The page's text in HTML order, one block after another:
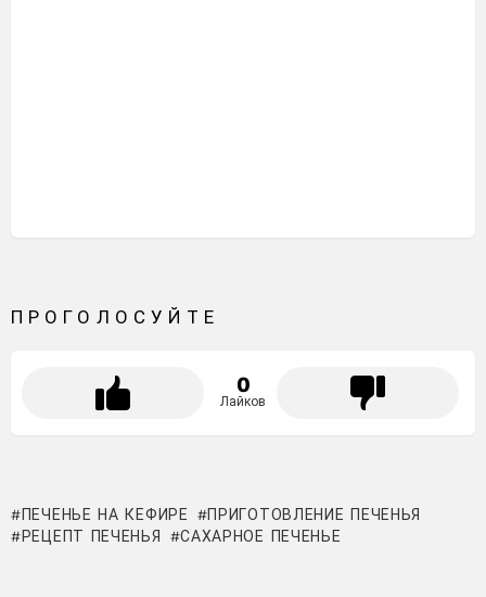
ПРОГОЛОСУЙТЕ
0
Лайков
ПЕЧЕНЬЕ НА КЕФИРЕ
ПРИГОТОВЛЕНИЕ ПЕЧЕНЬЯ
РЕЦЕПТ ПЕЧЕНЬЯ
САХАРНОЕ ПЕЧЕНЬЕ